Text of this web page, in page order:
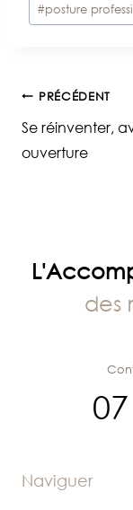
la#posture
de
PRÉCÉDENT
Se réinventer,
ouverture
des
Naviguer